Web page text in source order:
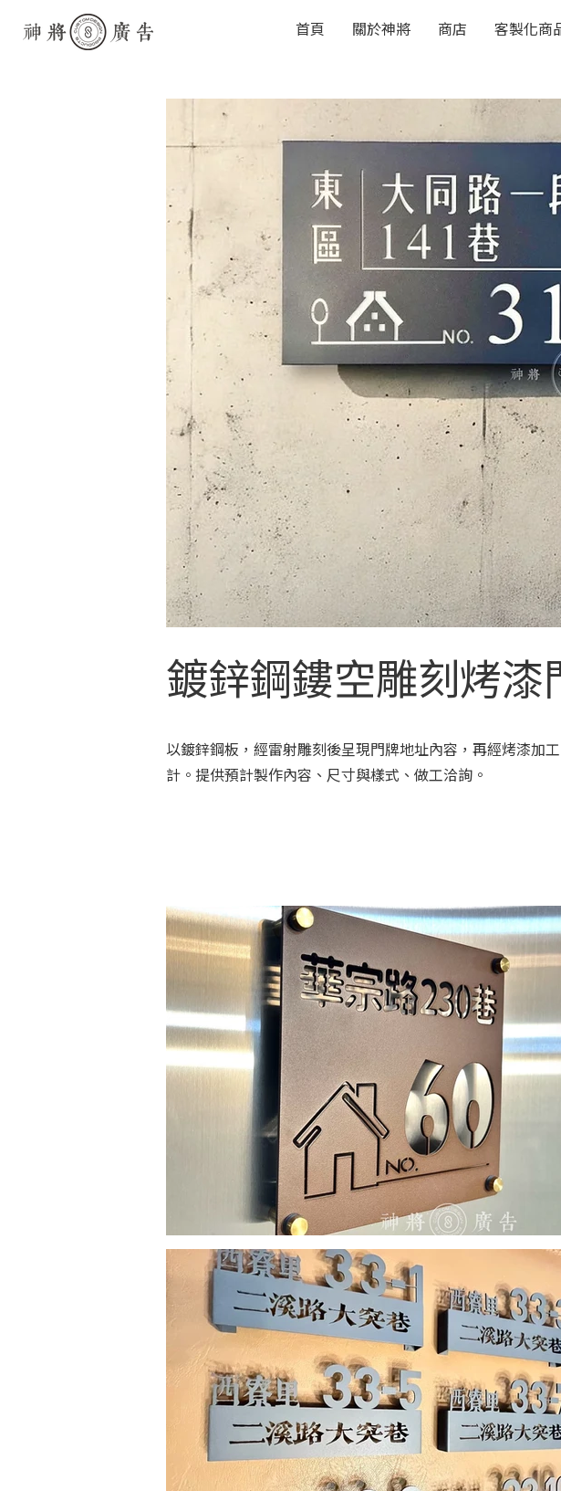
首頁 關於神將 商店 客製化商
鍍鋅鋼鏤空雕刻烤漆
以鍍鋅鋼板，經雷射雕刻後呈現門牌地址內容，再經烤漆加
計。提供預計製作內容、尺寸與樣式、做工洽詢。